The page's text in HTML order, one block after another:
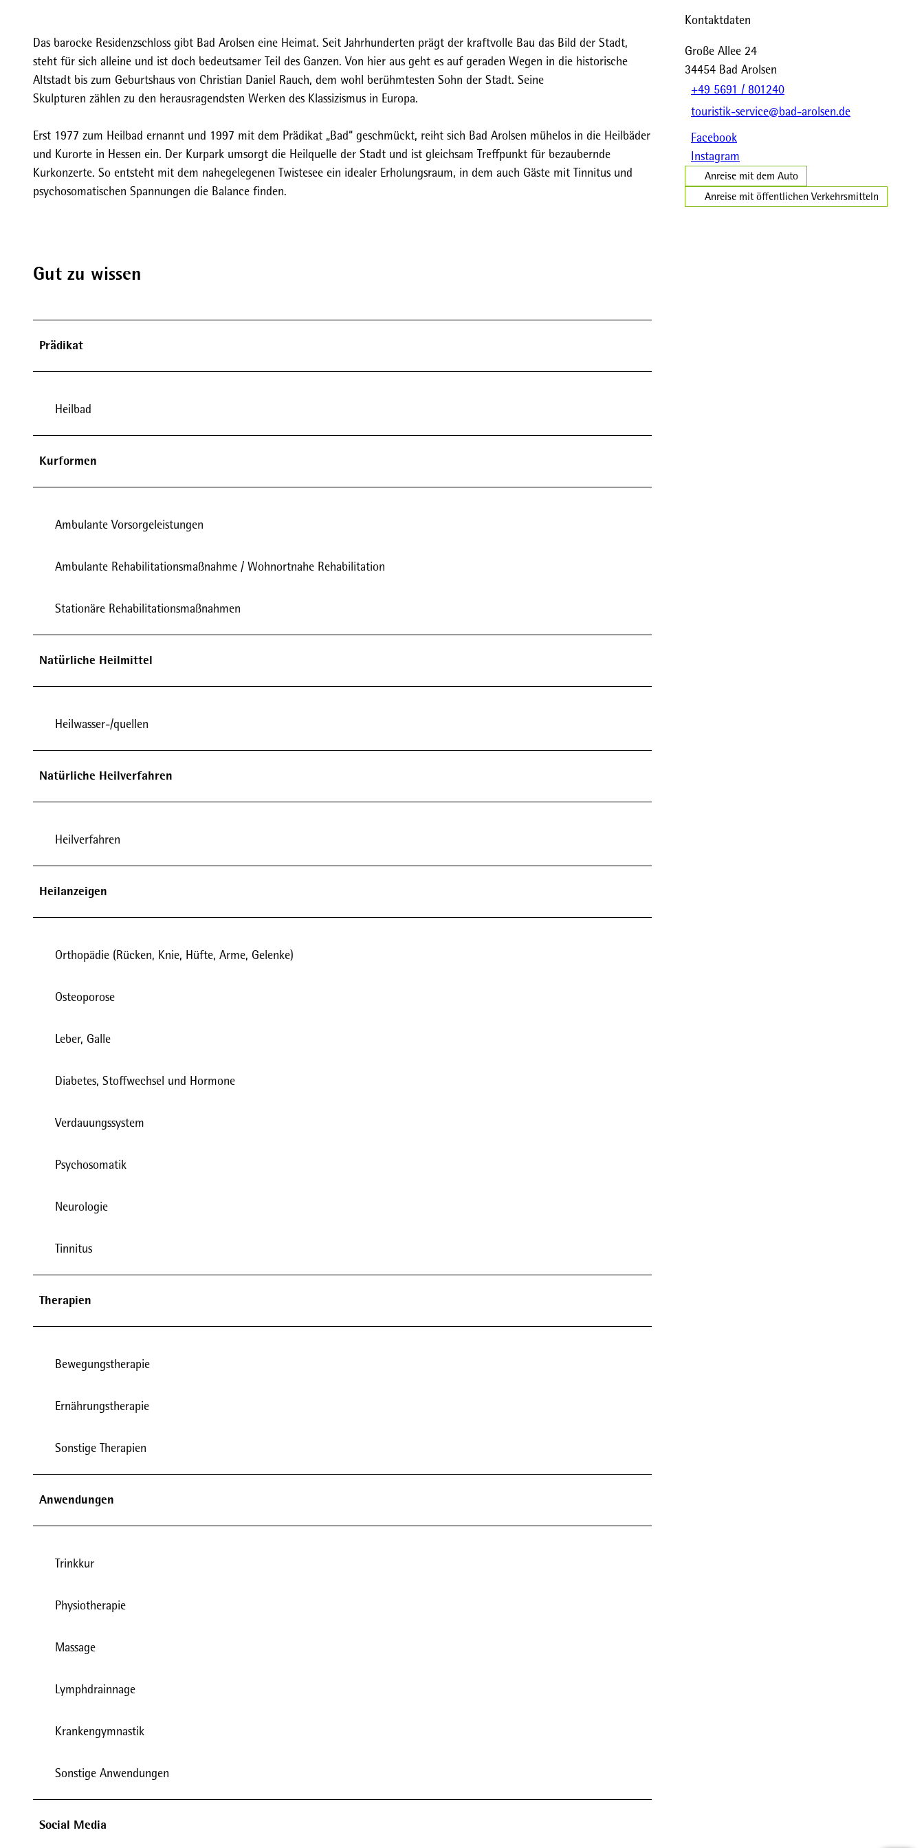
Das barocke Residenzschloss gibt Bad Arolsen eine Heimat. Seit Jahrhunderten prägt der kraftvolle Bau das Bild der Stadt,
steht für sich alleine und ist doch bedeutsamer Teil des Ganzen. Von hier aus geht es auf geraden Wegen in die historische
Altstadt bis zum Geburtshaus von Christian Daniel Rauch, dem wohl berühmtesten Sohn der Stadt. Seine
Skulpturen zählen zu den herausragendsten Werken des Klassizismus in Europa.
Erst 1977 zum Heilbad ernannt und 1997 mit dem Prädikat „Bad“ geschmückt, reiht sich Bad Arolsen mühelos in die Heilbäder
und Kurorte in Hessen ein. Der Kurpark umsorgt die Heilquelle der Stadt und ist gleichsam Treffpunkt für bezaubernde
Kurkonzerte. So entsteht mit dem nahegelegenen Twistesee ein idealer Erholungsraum, in dem auch Gäste mit Tinnitus und
psychosomatischen Spannungen die Balance finden.
Gut zu wissen
Prädikat
Heilbad
Kurformen
Ambulante Vorsorgeleistungen
Ambulante Rehabilitationsmaßnahme / Wohnortnahe Rehabilitation
Stationäre Rehabilitationsmaßnahmen
Natürliche Heilmittel
Heilwasser-/quellen
Natürliche Heilverfahren
Heilverfahren
Heilanzeigen
Orthopädie (Rücken, Knie, Hüfte, Arme, Gelenke)
Osteoporose
Leber, Galle
Diabetes, Stoffwechsel und Hormone
Verdauungssystem
Psychosomatik
Neurologie
Tinnitus
Therapien
Bewegungstherapie
Ernährungstherapie
Sonstige Therapien
Anwendungen
Trinkkur
Physiotherapie
Massage
Lymphdrainnage
Krankengymnastik
Sonstige Anwendungen
Social Media
Kontaktdaten
Große Allee 24
34454 Bad Arolsen
+49 5691 / 801240
touristik-service@bad-arolsen.de
Facebook
Instagram
Anreise mit dem Auto
Anreise mit öffentlichen Verkehrsmitteln